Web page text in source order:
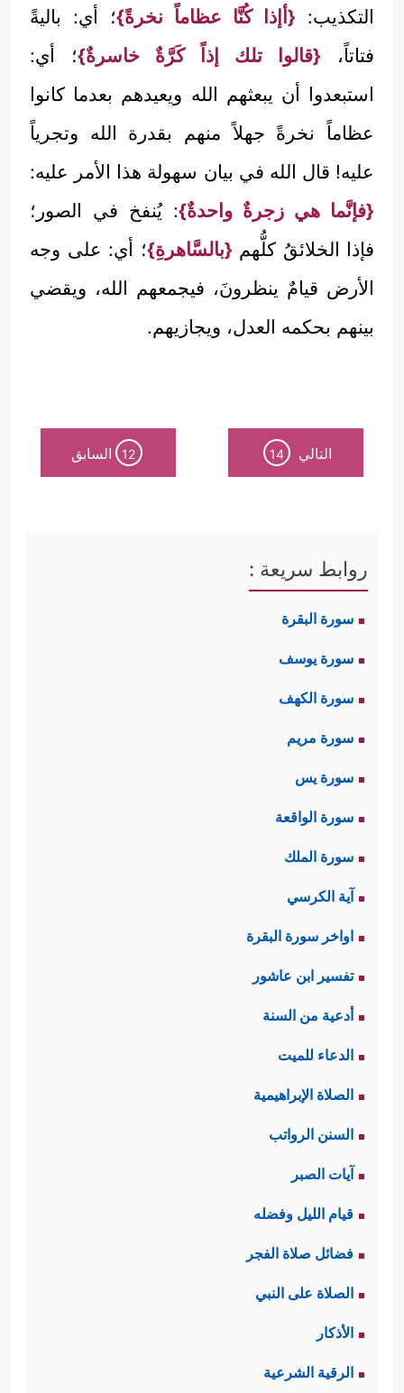
التكذيب: {أإذا كُنَّا عظاماً نخرةً}؛ أي: باليةً
فتاتاً، {قالوا تلك إذاً كَرَّةٌ خاسرةٌ}؛ أي:
استبعدوا أن يبعثهم الله ويعيدهم بعدما كانوا
عظاماً نخرةً جهلاً منهم بقدرة الله وتجرياً
عليه! قال الله في بيان سهولة هذا الأمر عليه:
{فإنَّما هي زجرةٌ واحدةٌ}: يُنفخ في الصور؛
فإذا الخلائقُ كلُّهم {بالسَّاهرةِ}؛ أي: على وجه
الأرض قيامٌ ينظرونَ، فيجمعهم الله، ويقضي
بينهم بحكمه العدل، ويجازيهم.
التالي 14
12 السابق
روابط سريعة :
سورة البقرة
سورة يوسف
سورة الكهف
سورة مريم
سورة يس
سورة الواقعة
سورة الملك
آية الكرسي
اواخر سورة البقرة
تفسير ابن عاشور
أدعية من السنة
الدعاء للميت
الصلاة الإبراهيمية
السنن الرواتب
آيات الصبر
قيام الليل وفضله
فضائل صلاة الفجر
الصلاة على النبي
الأذكار
الرقية الشرعية